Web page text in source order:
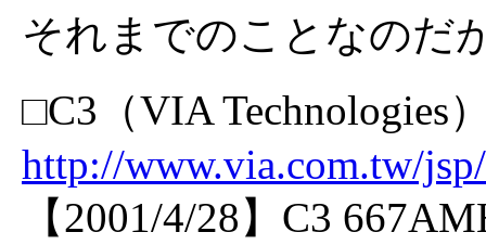
それまでのことなのだ
□C3（VIA Technologies
http://www.via.com.tw/
【2001/4/28】C3